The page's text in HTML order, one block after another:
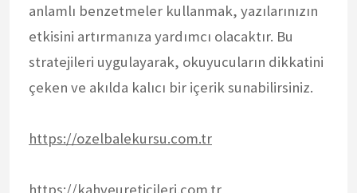
anlamlı benzetmeler kullanmak, yazılarınızın
etkisini artırmanıza yardımcı olacaktır. Bu
stratejileri uygulayarak, okuyucuların dikkatini
çeken ve akılda kalıcı bir içerik sunabilirsiniz.
https://ozelbalekursu.com.tr
https://kahveureticileri.com.tr